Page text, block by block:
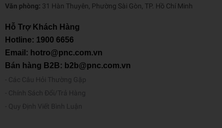
Văn phòng: 31 Hàn Thuyên, Phường Sài Gòn, TP. Hồ Chí Minh
Hỗ Trợ Khách Hàng
Hotline: 1900 6656
Email: hotro@pnc.com.vn
Bán hàng B2B: b2b@pnc.com.vn
Các Câu Hỏi Thường Gặp
Chính Sách Đổi/Trả Hàng
Quy Định Viết Bình Luận